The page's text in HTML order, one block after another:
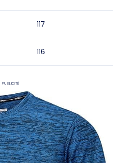
117
116
Publicité